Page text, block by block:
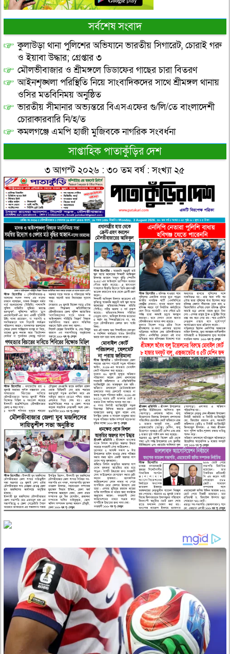
সর্বশেষ সংবাদ
কুলাউড়া থানা পুলিশের অভিযানে ভারতীয় সিগারেট, চোরাই গরু
ও ইয়াবা উদ্ধার; গ্রেপ্তার ৩
মৌলভীবাজার ও শ্রীমঙ্গলে ডিডাফের গাছের চারা বিতরণ
আইনশৃঙ্খলা পরিস্থিতি নিয়ে সাংবাদিকদের সাথে শ্রীমঙ্গল থানায়
ওসির মতবিনিময় অনুষ্ঠিত
ভারতীয় সীমানার অভ্যন্তরে বিএসএফের গু/লি/তে বাংলাদেশী
চোরাকারবারি নি/হ/ত
কমলগঞ্জে এমপি হাজী মুজিবকে নাগরিক সংবর্ধনা
সাপ্তাহিক পাতাকুঁড়ির দেশ
৩ আগস্ট ২০২৬ : ৩০ তম বর্ষ : সংখ্যা ২৫